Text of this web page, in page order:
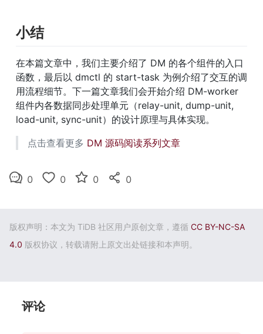
小结
在本篇文章中，我们主要介绍了 DM 的各个组件的入口
函数，最后以 dmctl 的 start-task 为例介绍了交互的调
用流程细节。下一篇文章我们会开始介绍 DM-worker
组件内各数据同步处理单元（relay-unit, dump-unit,
load-unit, sync-unit）的设计原理与具体实现。
点击查看更多 DM 源码阅读系列文章
0 0 0 0
版权声明：本文为 TiDB 社区用户原创文章，遵循 CC BY-NC-SA
4.0 版权协议，转载请附上原文出处链接和本声明。
评论